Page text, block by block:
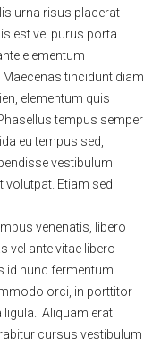
urna risus placerat
est vel purus porta
elementum
tincidunt diam
elementum quis
tempus semper
eu tempus sed,
vestibulum
volutpat. Etiam sed
venenatis, libero
vel ante vitae libero
id nunc fermentum
orci, in porttitor
ligula. Aliquam erat
cursus vestibulum